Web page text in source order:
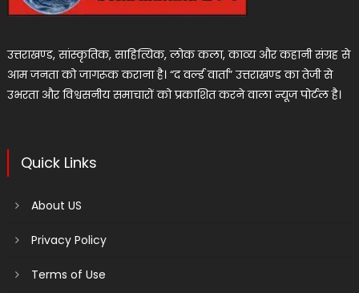
उत्तराखण्ड, सांस्कृतिक, साहित्यिक, लोक कला, काव्य और कहानी संग्रह से
आम जनता को जागरूक कराना है। “द वर्ल्ड वार्ता” उत्तराखण्ड का तेजी से
उभरता और विश्वसनीय समाचारों को प्रकाशित करने वाला न्यूज पोर्टल है।
Quick Links
About US
Privacy Policy
Terms of Use